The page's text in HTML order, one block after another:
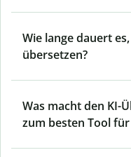
Wie lange dauert
übersetzen?
Was macht den KI-
zum besten Tool